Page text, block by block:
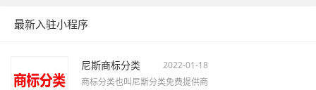
最新入驻小程序
尼斯商标分类
2022-01-18
商标分类也叫尼斯分类免费提供商